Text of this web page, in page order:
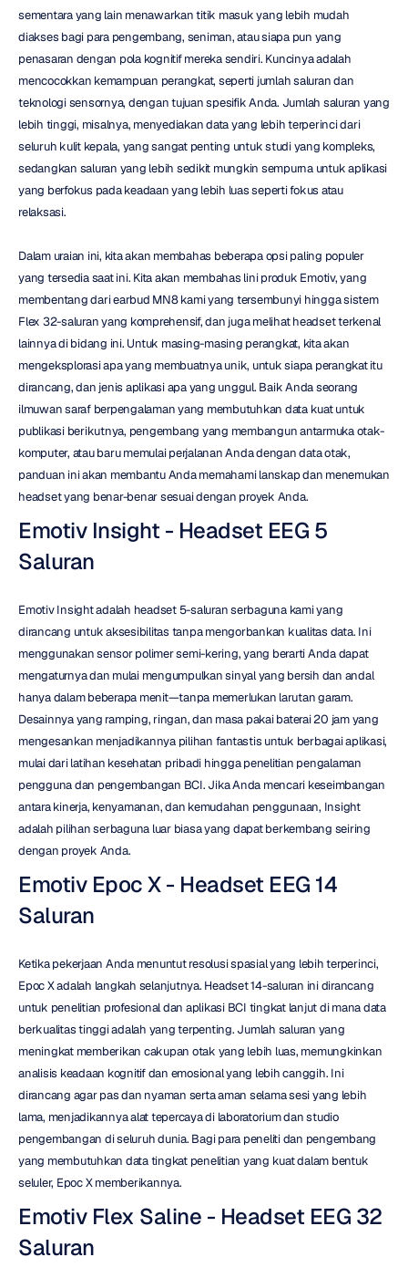
sementara yang lain menawarkan titik masuk yang lebih mudah
diakses bagi para pengembang, seniman, atau siapa pun yang
penasaran dengan pola kognitif mereka sendiri. Kuncinya adalah
mencocokkan kemampuan perangkat, seperti jumlah saluran dan
teknologi sensornya, dengan tujuan spesifik Anda. Jumlah saluran yang
lebih tinggi, misalnya, menyediakan data yang lebih terperinci dari
seluruh kulit kepala, yang sangat penting untuk studi yang kompleks,
sedangkan saluran yang lebih sedikit mungkin sempurna untuk aplikasi
yang berfokus pada keadaan yang lebih luas seperti fokus atau
relaksasi.
Dalam uraian ini, kita akan membahas beberapa opsi paling populer
yang tersedia saat ini. Kita akan membahas lini produk Emotiv, yang
membentang dari earbud MN8 kami yang tersembunyi hingga sistem
Flex 32-saluran yang komprehensif, dan juga melihat headset terkenal
lainnya di bidang ini. Untuk masing-masing perangkat, kita akan
mengeksplorasi apa yang membuatnya unik, untuk siapa perangkat itu
dirancang, dan jenis aplikasi apa yang unggul. Baik Anda seorang
ilmuwan saraf berpengalaman yang membutuhkan data kuat untuk
publikasi berikutnya, pengembang yang membangun antarmuka otak-
komputer, atau baru memulai perjalanan Anda dengan data otak,
panduan ini akan membantu Anda memahami lanskap dan menemukan
headset yang benar-benar sesuai dengan proyek Anda.
Emotiv Insight - Headset EEG 5
Saluran
Emotiv Insight adalah headset 5-saluran serbaguna kami yang
dirancang untuk aksesibilitas tanpa mengorbankan kualitas data. Ini
menggunakan sensor polimer semi-kering, yang berarti Anda dapat
mengaturnya dan mulai mengumpulkan sinyal yang bersih dan andal
hanya dalam beberapa menit—tanpa memerlukan larutan garam.
Desainnya yang ramping, ringan, dan masa pakai baterai 20 jam yang
mengesankan menjadikannya pilihan fantastis untuk berbagai aplikasi,
mulai dari latihan kesehatan pribadi hingga penelitian pengalaman
pengguna dan pengembangan BCI. Jika Anda mencari keseimbangan
antara kinerja, kenyamanan, dan kemudahan penggunaan, Insight
adalah pilihan serbaguna luar biasa yang dapat berkembang seiring
dengan proyek Anda.
Emotiv Epoc X - Headset EEG 14
Saluran
Ketika pekerjaan Anda menuntut resolusi spasial yang lebih terperinci,
Epoc X adalah langkah selanjutnya. Headset 14-saluran ini dirancang
untuk penelitian profesional dan aplikasi BCI tingkat lanjut di mana data
berkualitas tinggi adalah yang terpenting. Jumlah saluran yang
meningkat memberikan cakupan otak yang lebih luas, memungkinkan
analisis keadaan kognitif dan emosional yang lebih canggih. Ini
dirancang agar pas dan nyaman serta aman selama sesi yang lebih
lama, menjadikannya alat tepercaya di laboratorium dan studio
pengembangan di seluruh dunia. Bagi para peneliti dan pengembang
yang membutuhkan data tingkat penelitian yang kuat dalam bentuk
seluler, Epoc X memberikannya.
Emotiv Flex Saline - Headset EEG 32
Saluran